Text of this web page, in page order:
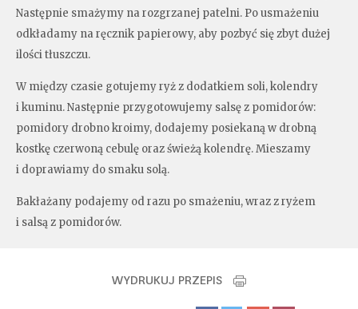
Następnie smażymy na rozgrzanej patelni. Po usmażeniu
odkładamy na ręcznik papierowy, aby pozbyć się zbyt dużej
ilości tłuszczu.
W między czasie gotujemy ryż z dodatkiem soli, kolendry
i kuminu. Następnie przygotowujemy salsę z pomidorów:
pomidory drobno kroimy, dodajemy posiekaną w drobną
kostkę czerwoną cebulę oraz świeżą kolendrę. Mieszamy
i doprawiamy do smaku solą.
Bakłażany podajemy od razu po smażeniu, wraz z ryżem
i salsą z pomidorów.
WYDRUKUJ PRZEPIS